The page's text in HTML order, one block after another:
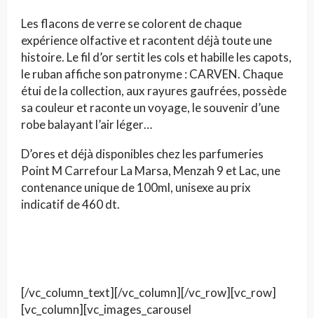
Les flacons de verre se colorent de chaque
expérience olfactive et racontent déjà toute une
histoire. Le fil d’or sertit les cols et habille les capots,
le ruban affiche son patronyme : CARVEN. Chaque
étui de la collection, aux rayures gaufrées, possède
sa couleur et raconte un voyage, le souvenir d’une
robe balayant l’air léger…
D’ores et déjà disponibles chez les parfumeries
Point M Carrefour La Marsa, Menzah 9 et Lac, une
contenance unique de 100ml, unisexe au prix
indicatif de 460 dt.
[/vc_column_text][/vc_column][/vc_row][vc_row]
[vc_column][vc_images_carousel